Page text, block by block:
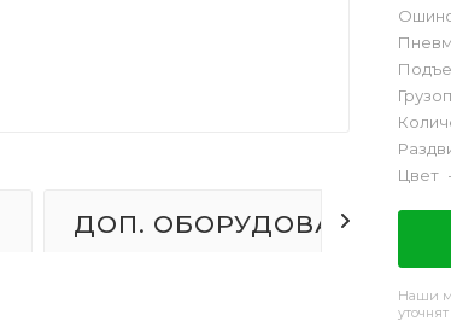
ДОП. ОБОРУДОВАНИЕ
Цвет
Наши